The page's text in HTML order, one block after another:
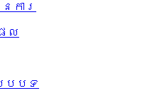
ការ
ល
បបទ